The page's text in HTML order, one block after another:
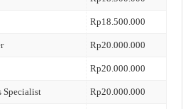
Rp18.500.000
Rp20.000.000
Rp20.000.000
Specialist Rp20.000.000